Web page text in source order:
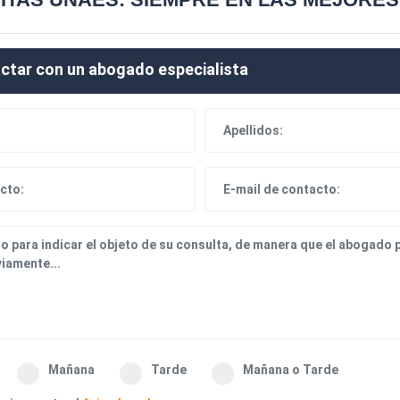
- Abogados Compliance
la mejor
con un abogado especialista
Mañana Tarde Mañana o Tarde